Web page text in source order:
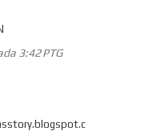
3:42 PTG